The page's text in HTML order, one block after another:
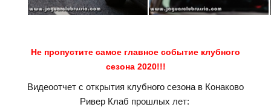
Не пропустите самое главное событие клубного
сезона 2020!!!
Видеоотчет с открытия клубного сезона в Конаково
Ривер Клаб прошлых лет: